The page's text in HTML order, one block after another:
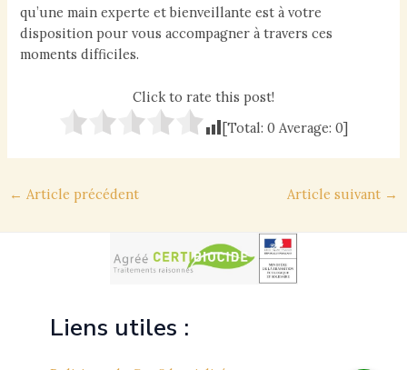
qu’une main experte et bienveillante est à votre
disposition pour vous accompagner à travers ces
moments difficiles.
Click to rate this post!
[Total: 0 Average: 0]
Navigation
articles
← Article précédent Article suivant →
Liens utiles :